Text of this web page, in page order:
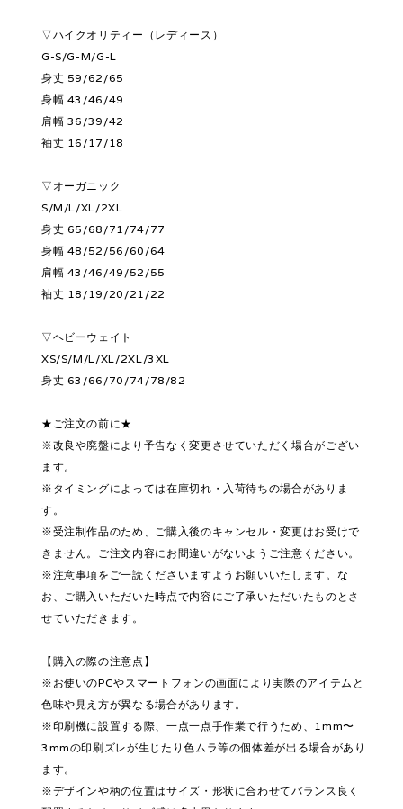
▽ハイクオリティー（レディース）
G-S/G-M/G-L
身丈 59/62/65
身幅 43/46/49
肩幅 36/39/42
袖丈 16/17/18
▽オーガニック
S/M/L/XL/2XL
身丈 65/68/71/74/77
身幅 48/52/56/60/64
肩幅 43/46/49/52/55
袖丈 18/19/20/21/22
▽ヘビーウェイト
XS/S/M/L/XL/2XL/3XL
身丈 63/66/70/74/78/82
★ご注文の前に★
※改良や廃盤により予告なく変更させていただく場合がござい
ます。
※タイミングによっては在庫切れ・入荷待ちの場合がありま
す。
※受注制作品のため、ご購入後のキャンセル・変更はお受けで
きません。ご注文内容にお間違いがないようご注意ください。
※注意事項をご一読くださいますようお願いいたします。な
お、ご購入いただいた時点で内容にご了承いただいたものとさ
せていただきます。
【購入の際の注意点】
※お使いのPCやスマートフォンの画面により実際のアイテムと
色味や見え方が異なる場合があります。
※印刷機に設置する際、一点一点手作業で行うため、1mm〜
3mmの印刷ズレが生じたり色ムラ等の個体差が出る場合があり
ます。
※デザインや柄の位置はサイズ・形状に合わせてバランス良く